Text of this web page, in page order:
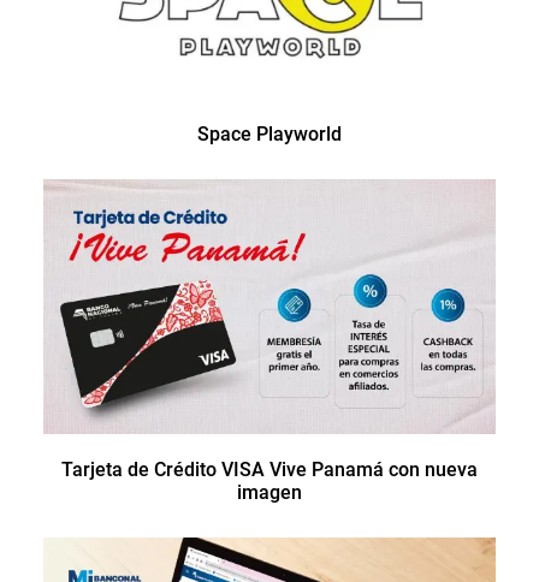
Space Playworld
Tarjeta de Crédito VISA Vive Panamá con nueva
imagen